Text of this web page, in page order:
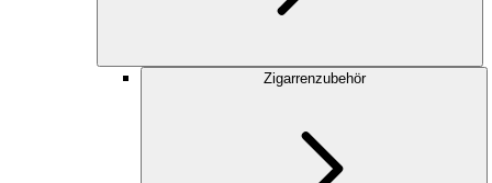
Zigarrenzubehör